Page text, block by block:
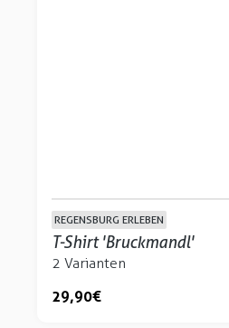
REGENSBURG ERLEBEN
T-Shirt 'Bruckmandl'
2 Varianten
29,90 €